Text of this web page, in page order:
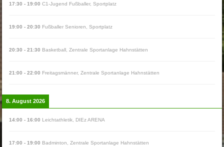
17:30 -19:00 C1-Jugend Fußballer,Sportplatz
19:00 -20:30 Fußballer Senioren ,Sportplatz
20:30 -21:30 Basketball ,Zentrale Sportanlage Hahnstätten
21:00 -22:00 Freitagsmänner,Zentrale Sportanlage Hahnstätten
8. August 2026
14:00 -16:00 Leichtathletik DIEz ARENA
17:00 -19:00 Badminton ,Zentrale Sportanlage Hahnstätten